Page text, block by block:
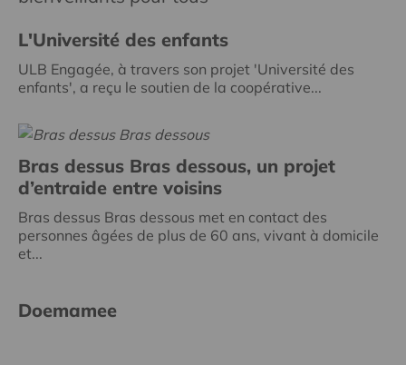
L'Université des enfants
ULB Engagée, à travers son projet 'Université des
enfants', a reçu le soutien de la coopérative...
Bras dessus Bras dessous, un projet
d’entraide entre voisins
Bras dessus Bras dessous met en contact des
personnes âgées de plus de 60 ans, vivant à domicile
et...
Doemamee